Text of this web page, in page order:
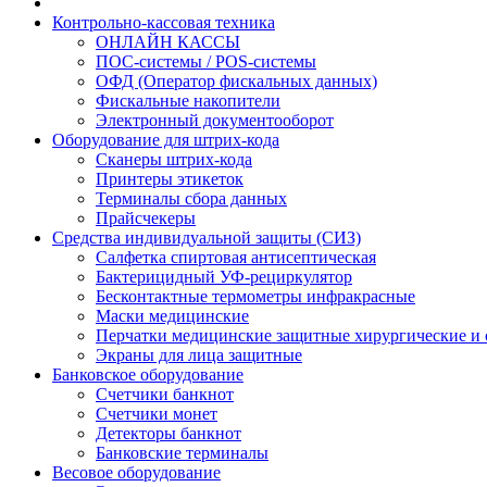
Контрольно-кассовая техника
ОНЛАЙН КАССЫ
ПОС-системы / POS-системы
ОФД (Оператор фискальных данных)
Фискальные накопители
Электронный документооборот
Оборудование для штрих-кода
Сканеры штрих-кода
Принтеры этикеток
Терминалы сбора данных
Прайсчекеры
Средства индивидуальной защиты (СИЗ)
Салфетка спиртовая антисептическая
Бактерицидный УФ-рециркулятор
Бесконтактные термометры инфракрасные
Маски медицинские
Перчатки медицинские защитные хирургические и
Экраны для лица защитные
Банковское оборудование
Счетчики банкнот
Счетчики монет
Детекторы банкнот
Банковские терминалы
Весовое оборудование